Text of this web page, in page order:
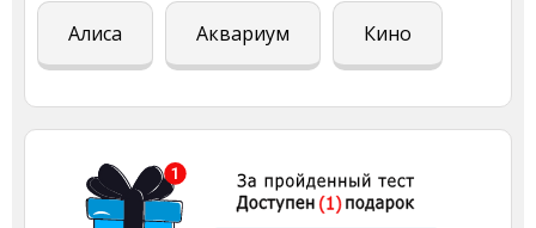
Алиса Аквариум Кино